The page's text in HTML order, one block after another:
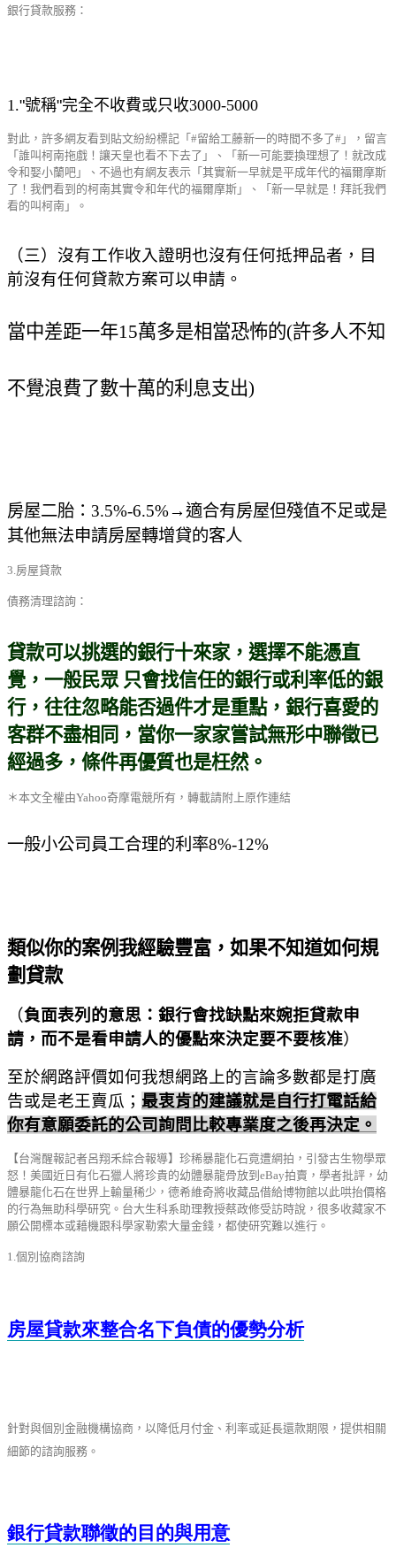
銀行貸款服務：
1."號稱"完全不收費或只收3000-5000
對此，許多網友看到貼文紛紛標記「#留給工藤新一的時間不多了#」，留言
「誰叫柯南拖戲！讓天皇也看不下去了」、「新一可能要換理想了！就改成
令和娶小蘭吧」、不過也有網友表示「其實新一早就是平成年代的福爾摩斯
了！我們看到的柯南其實令和年代的福爾摩斯」、「新一早就是！拜託我們
看的叫柯南」。
（三）沒有工作收入證明也沒有任何抵押品者，目
前沒有任何貸款方案可以申請。
當中差距一年15萬多是相當恐怖的(許多人不知
不覺浪費了數十萬的利息支出)
房屋二胎：3.5%-6.5%→適合有房屋但殘值不足或是
其他無法申請房屋轉增貸的客人
3.房屋貸款
債務清理諮詢：
貸款可以挑選的銀行十來家，選擇不能憑直
覺，一般民眾 只會找信任的銀行或利率低的銀
行，往往忽略能否過件才是重點，銀行喜愛的
客群不盡相同，當你一家家嘗試無形中聯徵已
經過多，條件再優質也是枉然。
＊本文全權由Yahoo奇摩電競所有，轉載請附上原作連結
一般小公司員工合理的利率8%-12%
類似你的案例我經驗豐富，如果不知道如何規
劃貸款
（負面表列的意思：銀行會找缺點來婉拒貸款申
請，而不是看申請人的優點來決定要不要核准）
至於網路評價如何我想網路上的言論多數都是打廣
告或是老王賣瓜； 最衷肯的建議就是自行打電話給
你有意願委託的公司詢問比較專業度之後再決定。
【台灣醒報記者呂翔禾綜合報導】珍稀暴龍化石竟遭網拍，引發古生物學眾
怒！美國近日有化石獵人將珍貴的幼體暴龍骨放到eBay拍賣，學者批評，幼
體暴龍化石在世界上輸量稀少，德希維奇將收藏品借給博物館以此哄抬價格
的行為無助科學研究。台大生科系助理教授蔡政修受訪時說，很多收藏家不
願公開標本或藉機跟科學家勒索大量金錢，都使研究難以進行。
1.個別協商諮詢
房屋貸款來整合名下負債的優勢分析
針對與個別金融機構協商，以降低月付金、利率或延長還款期限，提供相關
細節的諮詢服務。
銀行貸款聯徵的目的與用意